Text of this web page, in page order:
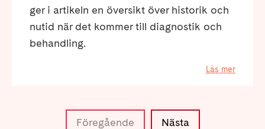
ger i artikeln en översikt över historik och
nutid när det kommer till diagnostik och
behandling.
Läs mer
Föregående Nästa